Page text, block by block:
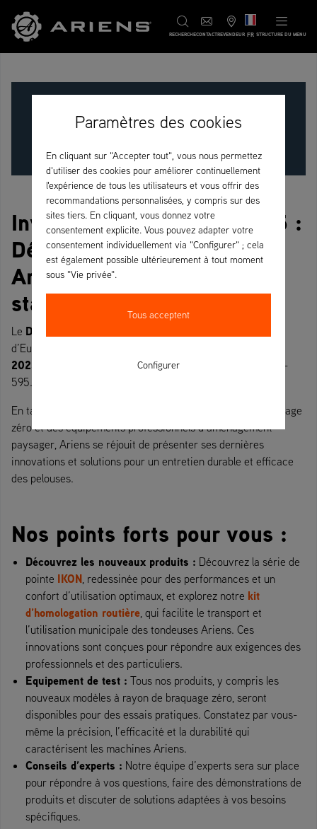
RECHERCHECONTACTREVENDEUR FR STRUCTURE DU MENU
Invitation à Demopark 2025 :
Découvrez les innovations
Ariens en direct sur notre
stand E-595 !
Le Demopark 2025
d’Europe pour l’industrie verte, aura lieu du
2025
sur l’aérodrome d’Eisenach-Kindel sur notre stand E-
595.
En tant que leader mondial des tondeuses à rayon de braquage
zéro et des équipements professionnels d’aménagement
paysager, Ariens se réjouit de présenter ses dernières
innovations et solutions pour un entretien durable et efficace
des pelouses.
Nos points forts pour vous :
Découvrez les nouveaux produits : Découvrez la série de
pointe IKON, redessinée pour des performances et un
confort d’utilisation optimaux, et explorez notre kit
d’homologation routière, qui facilite le transport et
l’utilisation municipale des tondeuses Ariens. Ces
innovations sont conçues pour répondre aux exigences des
professionnels et des particuliers.
Equipement de test : Tous nos produits, y compris les
nouveaux modèles à rayon de braquage zéro, seront
disponibles pour des essais pratiques. Constatez par vous-
même la précision, l’efficacité et la durabilité qui
caractérisent les machines Ariens.
Conseils d’experts : Notre équipe d’experts sera sur place
pour répondre à vos questions, faire des démonstrations de
produits et discuter de solutions adaptées à vos besoins
spécifiques.
Paramètres des cookies
En cliquant sur "Accepter tout", vous nous permettez
d'utiliser des cookies pour améliorer continuellement
l'expérience de tous les utilisateurs et vous offrir des
recommandations personnalisées, y compris sur des
sites tiers. En cliquant, vous donnez votre
consentement explicite. Vous pouvez adapter votre
consentement individuellement via "Configurer" ; cela
est également possible ultérieurement à tout moment
sous "Vie privée".
Tous acceptent
Configurer